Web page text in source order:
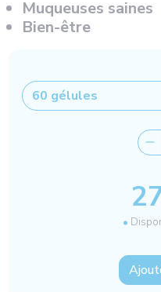
Muqueuses saines
Bien-être